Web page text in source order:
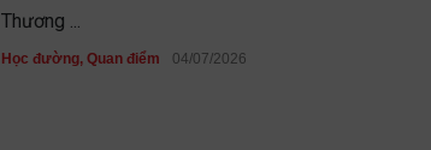
Thương ...
Học đường, Quan điểm 04/07/2026